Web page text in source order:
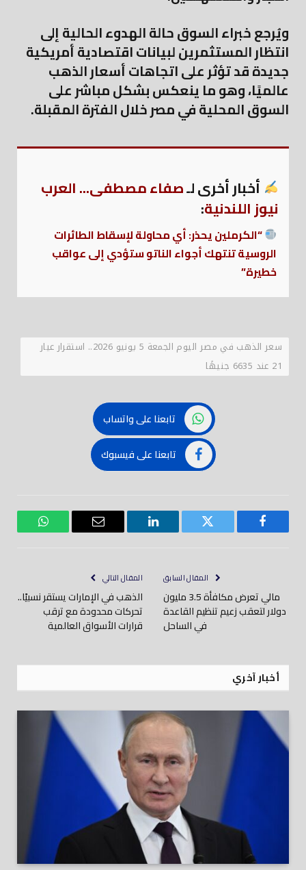
ويُرجع خبراء السوق حالة الهدوء الحالية إلى
انتظار المستثمرين لبيانات اقتصادية أمريكية
جديدة قد تؤثر على اتجاهات أسعار الذهب
عالميًا، وهو ما ينعكس بشكل مباشر على
السوق المحلية في مصر خلال الفترة المقبلة.
أخبار أخرى لـصفاء مصطفى... العرب
نيوز اللندنية:
“الكرملين يحذر: أي محاولة لإسقاط الطائرات
الروسية تنتهك أجواء الناتو ستؤدي إلى عواقب
خطيرة”
سعر الذهب في مصر اليوم الجمعة 5 يونيو 2026.. استقرار عيار
21 عند 6635 جنيهًا
تابعنا على واتساب
تابعنا على فيسبوك
فيسبوك تويتر لينكدود
بريد
واتساب
المقال السابق
مالي تعرض مكافأة 3.5 مليون
دولار لتعقب زعيم تنظيم القاعدة
في الساحل
المقال التالي
الذهب في الإمارات يستقر نسبيًا..
تحركات محدودة مع ترقب
قرارات الأسواق العالمية
أخبار آخري